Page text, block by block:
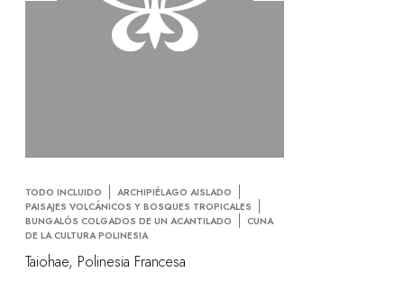
TODO INCLUIDO
ARCHIPIÉLAGO AISLADO
PAISAJES VOLCÁNICOS Y BOSQUES TROPICALES
BUNGALÓS COLGADOS DE UN ACANTILADO
CUNA
DE LA CULTURA POLINESIA
Taiohae, Polinesia Francesa